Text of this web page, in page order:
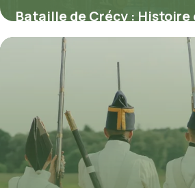
Bataille de Crécy : Histoire
2 juin 2026